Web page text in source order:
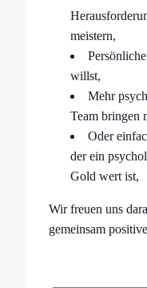
meistern,
willst,
Mehr
Team bringen
Oder
der ein
Gold wert ist,
Wir freuen uns
gemeinsam